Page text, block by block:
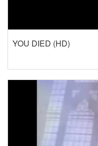
YOU DIED (HD)